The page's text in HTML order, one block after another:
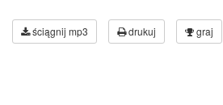
ściągnij mp3 drukuj graj